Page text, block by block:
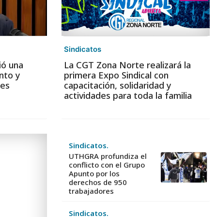
una
y
Sindicatos
La CGT Zona Norte realizará la
primera Expo Sindical con
capacitación, solidaridad y
actividades para toda la familia
Sindicatos.
UTHGRA profundiza el
conflicto con el Grupo
Apunto por los
derechos de 950
trabajadores
Sindicatos.